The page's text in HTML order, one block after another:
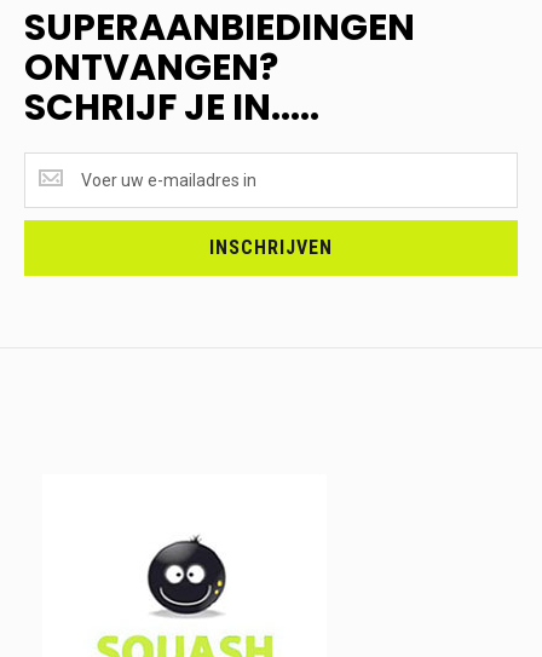
SUPERAANBIEDINGEN
ONTVANGEN?
SCHRIJF JE IN.....
ONTVANGEN?
<br>SCHRIJF
INSCHRIJVEN